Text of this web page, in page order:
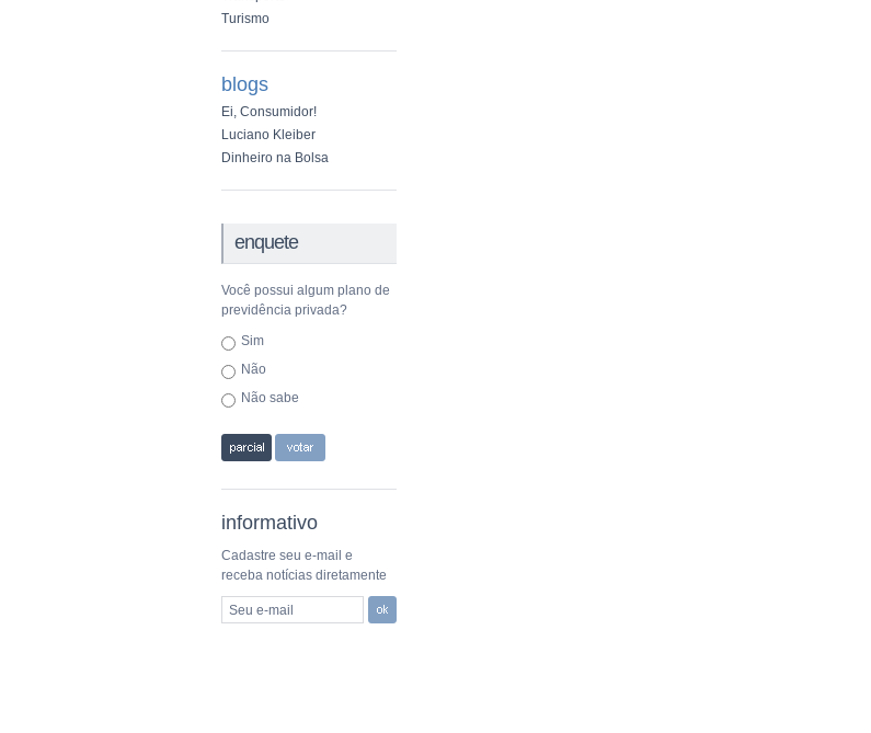
Turismo
blogs
Ei, Consumidor!
Luciano Kleiber
Dinheiro na Bolsa
enquete
Você possui algum plano de
previdência privada?
Sim
Não
Não sabe
informativo
Cadastre seu e-mail e
receba notícias diretamente
Seu e-mail